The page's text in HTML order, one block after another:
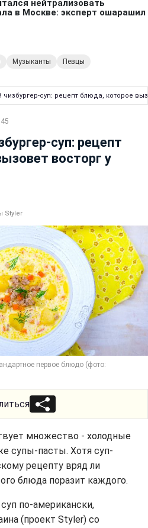
Музыканты Певцы
суп: рецепт блюда, которое
суп: рецепт
восторг у
Styler
первое блюдо (фото:
множество - холодные
супы-пасты. Хотя суп-
рецепту вряд ли
блюда поразит каждого.
по-американски,
(проект Styler) со